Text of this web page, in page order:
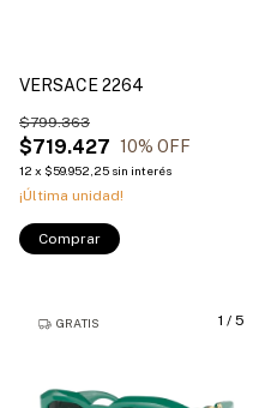
VERSACE 2264
$719.427
$799.363
10% OFF
12 x $59.952,25 sin interés
¡Última unidad!
Comprar
1 / 5
GRATIS